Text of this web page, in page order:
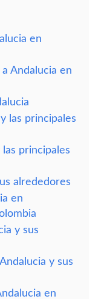
en
Andalucia en
las principales
principales
alrededores
en
y sus
y sus
en